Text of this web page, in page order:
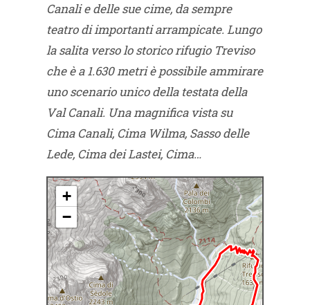
Canali e delle sue cime, da sempre
teatro di importanti arrampicate. Lungo
la salita verso lo storico rifugio Treviso
che è a 1.630 metri è possibile ammirare
uno scenario unico della testata della
Val Canali. Una magnifica vista su
Cima Canali, Cima Wilma, Sasso delle
Lede, Cima dei Lastei, Cima…